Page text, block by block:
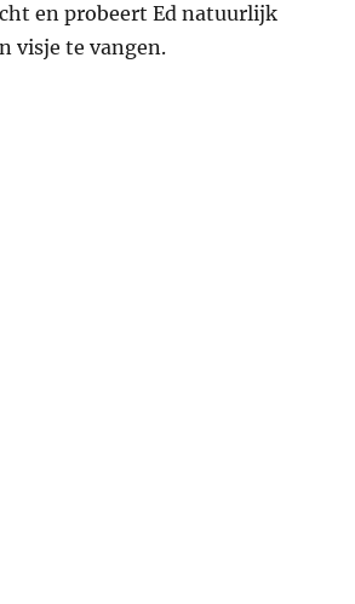
en probeert Ed natuurlijk
visje te vangen.